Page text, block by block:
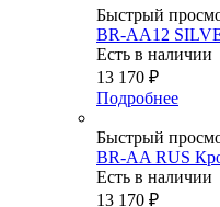
Быстрый
BR-AA12
Есть в наличии
13 170 ₽
Подробнее
Быстрый
BR-AA RUS
Есть в наличии
13 170 ₽